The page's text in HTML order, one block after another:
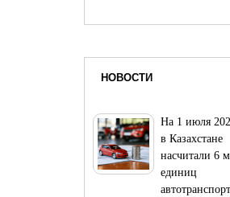
НОВОСТИ
На 1 июля
в Казахстане
насчитали 6
единиц